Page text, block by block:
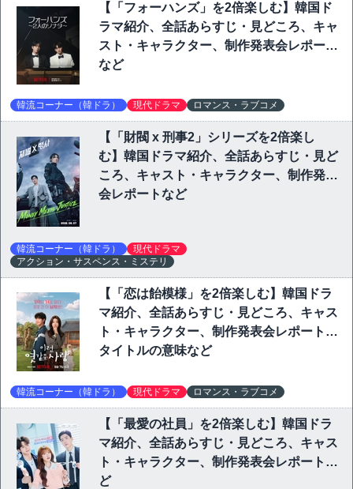
【「フォーハンズ」を2倍楽しむ】韓国ド
ラマ紹介、全話あらすじ・見どころ、キャ
スト・キャラクター、制作発表会レポート
など
韓流コーナー（韓ドラ） 現代ドラマ ロマンス・ラブコメ
【「財閥 x 刑事2」シリーズを2倍楽し
む】韓国ドラマ紹介、全話あらすじ・見ど
ころ、キャスト・キャラクター、制作発表
会レポートなど
韓流コーナー（韓ドラ）
現代ドラマ
アクション・サスペンス・ミステリ
【「恋は飴模様」を2倍楽しむ】韓国ドラ
マ紹介、全話あらすじ・見どころ、キャス
ト・キャラクター、制作発表会レポート、
タイトルの意味など
韓流コーナー（韓ドラ） 現代ドラマ ロマンス・ラブコメ
【「最愛の社員」を2倍楽しむ】韓国ドラ
マ紹介、全話あらすじ・見どころ、キャス
ト・キャラクター、制作発表会レポートな
ど